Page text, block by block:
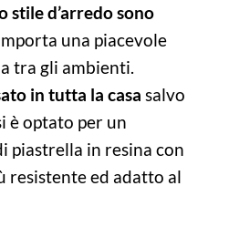
stile d’arredo sono
una piacevole
tra gli ambienti.
in tutta la casa salvo
è optato per un
piastrella in resina con
resistente ed adatto al